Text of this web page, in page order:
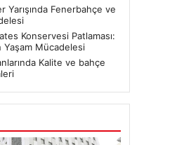
Yarışında Fenerbahçe ve
Konservesi Patlaması:
Yaşam Mücadelesi
Kalite ve bahçe